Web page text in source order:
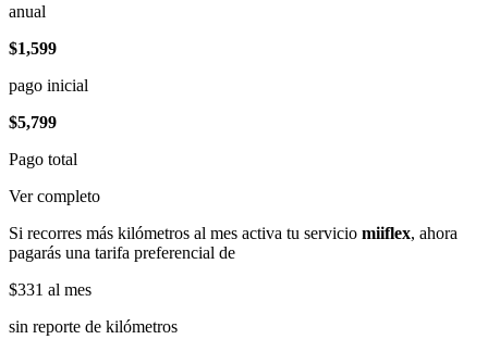
anual
$1,599
pago inicial
$5,799
Pago total
Ver completo
Si recorres más kilómetros al mes activa tu servicio miiflex, ahora
pagarás una tarifa preferencial de
$331 al mes
sin reporte de kilómetros